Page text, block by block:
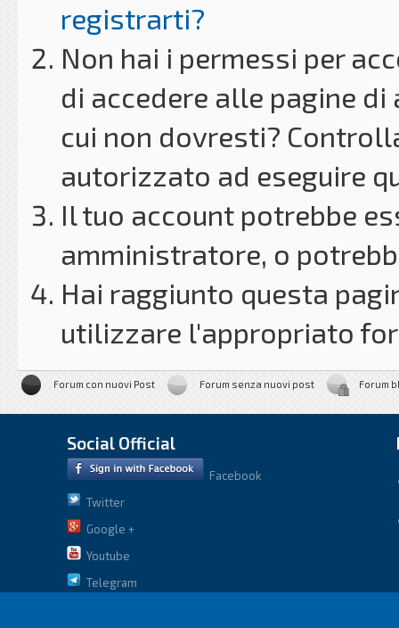
registrarti?
Non hai i permessi per
di accedere alle pagine
cui non dovresti?
autorizzato ad eseguire
Il tuo account potrebbe
amministratore, o
Hai raggiunto questa
utilizzare l'appropriato
Forum con nuovi Post Forum senza nuovi post Forum
Social Official
Facebook
Twitter
Google +
Youtube
Telegram